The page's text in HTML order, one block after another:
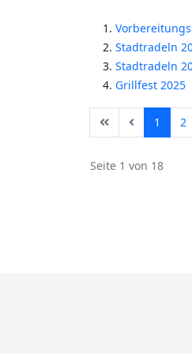
Stadtradeln
Stadtradeln
Grillfest 2025
1 2
Seite 1 von 18